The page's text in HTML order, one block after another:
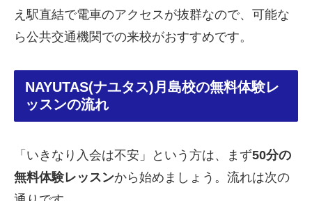
え駅直結で電車のアクセスが抜群なので、可能な
ら公共交通機関での来校がおすすめです。
NAYUTAS(ナユタス)月島校の無料体験レ
ッスンの流れ
「いきなり入会は不安」という方は、まず50分の
無料体験レッスンから始めましょう。流れは次の